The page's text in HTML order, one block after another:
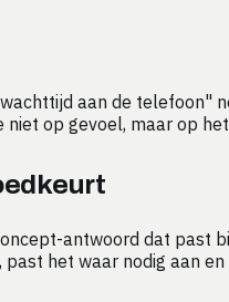
aan de
op gevoel, maar op
antwoord dat past
het waar nodig aan